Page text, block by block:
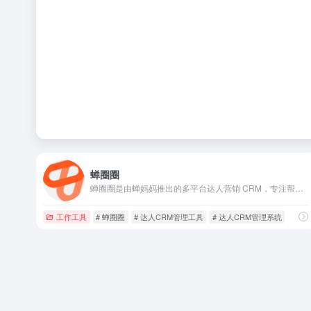
蝉圈圈
工作工具 # 蝉圈圈 # 达人CRM管理工具 # 达人CRM管理系统